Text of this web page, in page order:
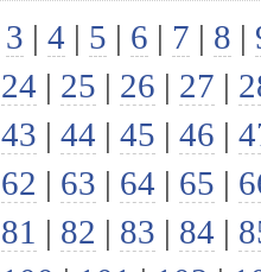
3 | 4 | 5 | 6 | 7 | 8 |
24 | 25 | 26 | 27 |
43 | 44 | 45 | 46 |
62 | 63 | 64 | 65 |
81 | 82 | 83 | 84 |